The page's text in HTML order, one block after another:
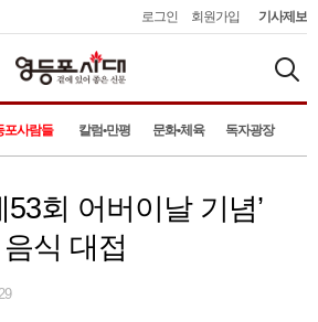
로그인 회원가입 기사제보
포사람들 칼럼•만평 문화•체육 독자광장
53회 어버이날 기념’
식 대접